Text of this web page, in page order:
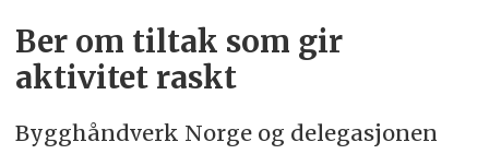
Ber om tiltak som gir
aktivitet raskt
Bygghåndverk Norge og delegasjonen